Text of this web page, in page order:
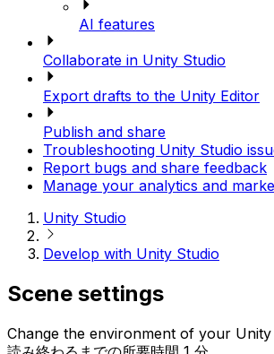
AI features
Collaborate in Unity Studio
Export drafts to the Unity Editor
Publish and share
Troubleshooting Unity Studio
Report bugs and share feedback
Manage your analytics and
Unity Studio
Develop with Unity Studio
Scene settings
Change the environment of your Unity